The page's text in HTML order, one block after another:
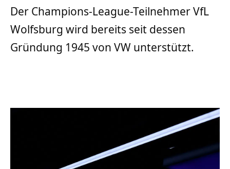
Der Champions-League-Teilnehmer VfL
Wolfsburg wird bereits seit dessen
Gründung 1945 von VW unterstützt.